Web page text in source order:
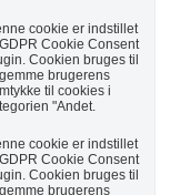
cookie er indstillet
Cookie Consent
Cookien bruges til
brugerens
til cookies i
"Andet.
cookie er indstillet
Cookie Consent
Cookien bruges til
brugerens